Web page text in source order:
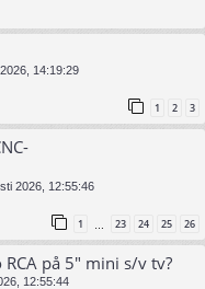
14:19:29
1 2 3
2026, 12:55:46
1 23 24 25 26
på 5" mini s/v tv?
12:55:44